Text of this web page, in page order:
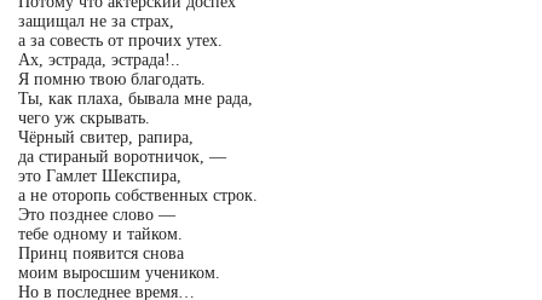
защищал не за страх,
а за совесть от прочих утех.
Ах, эстрада, эстрада!..
Я помню твою благодать.
Ты, как плаха, бывала мне рада,
чего уж скрывать.
Чёрный свитер, рапира,
да стираный воротничок, —
это Гамлет Шекспира,
а не оторопь собственных строк.
Это позднее слово —
тебе одному и тайком.
Принц появится снова
моим выросшим учеником.
Но в последнее время…